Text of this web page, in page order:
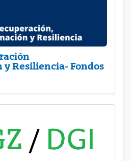
Resiliencia- Fondos